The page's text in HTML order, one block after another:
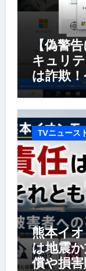
【偽警
キュリ
は詐欺
TVニュース
熊本イ
は地震
償や損